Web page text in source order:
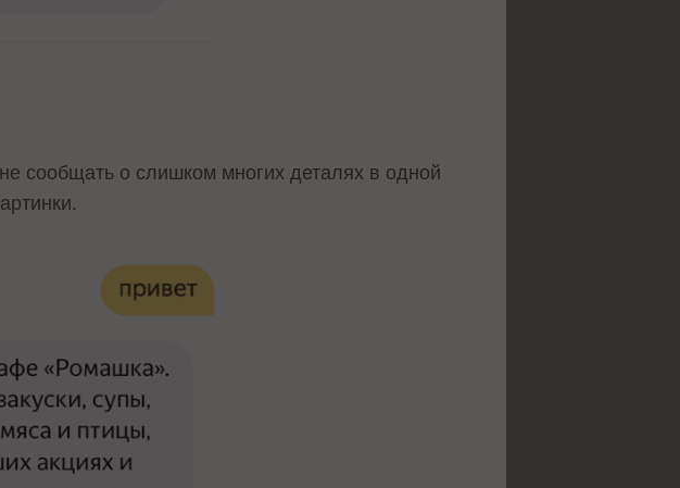
сообщать о слишком многих деталях в одной